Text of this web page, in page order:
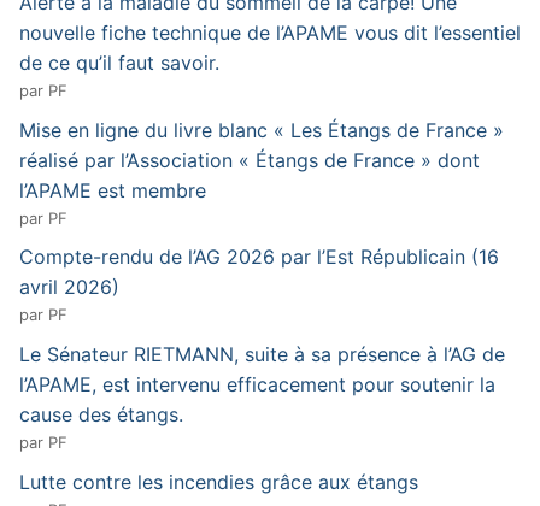
nouvelle fiche technique de l’APAME vous dit l’essentiel
de ce qu’il faut savoir.
par PF
Mise en ligne du livre blanc « Les Étangs de France »
réalisé par l’Association « Étangs de France » dont
l’APAME est membre
par PF
Compte-rendu de l’AG 2026 par l’Est Républicain (16
avril 2026)
par PF
Le Sénateur RIETMANN, suite à sa présence à l’AG de
l’APAME, est intervenu efficacement pour soutenir la
cause des étangs.
par PF
Lutte contre les incendies grâce aux étangs